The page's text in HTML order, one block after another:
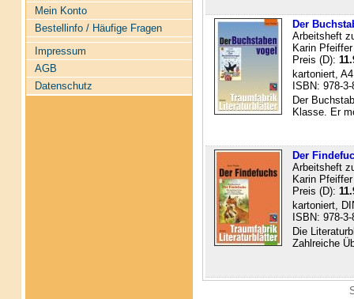
Mein Konto
Bestellinfo / Häufige Fragen
Impressum
AGB
Datenschutz
Der
Arbeitsheft
Karin Pfeiffer
Preis (D):
kartoniert,
ISBN: 978-
Der
Klasse. Er
Der
Arbeitsheft
Karin Pfeiffer
Preis (D):
kartoniert,
ISBN: 978-
Die
Zahlreiche